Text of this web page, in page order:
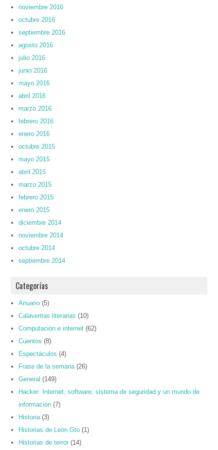
noviembre 2016
octubre 2016
septiembre 2016
agosto 2016
julio 2016
junio 2016
mayo 2016
abril 2016
marzo 2016
febrero 2016
enero 2016
octubre 2015
mayo 2015
abril 2015
marzo 2015
febrero 2015
enero 2015
diciembre 2014
noviembre 2014
octubre 2014
septiembre 2014
Categorías
Anuario (5)
Calaveritas literarias (10)
Computación e internet (62)
Cuentos (8)
Espectáculos (4)
Frase de la semana (26)
General (149)
Hacker: Internet, software, sistema de seguridad y un mundo de
información (7)
Historia (3)
Historias de León Gto (1)
Historias de terror (14)